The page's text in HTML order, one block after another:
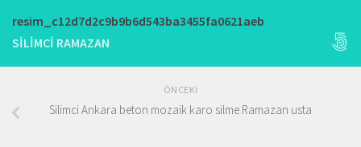
resim_c12d7d2c9b9b6d543ba3455fa0621aeb
SILIMCI RAMAZAN
ÖNCEKI
Silimci Ankara beton mozaik karo silme Ramazan usta